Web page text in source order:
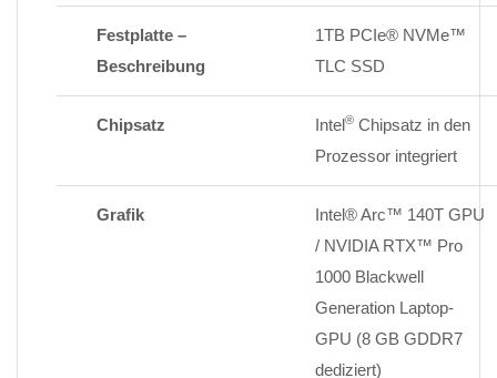
Festplatte –
Beschreibung
1TB PCIe® NVMe™
TLC SSD
Chipsatz Intel® Chipsatz in den
Prozessor integriert
Grafik
Intel® Arc™ 140T GPU
/ NVIDIA RTX™ Pro
1000 Blackwell
Generation Laptop-
GPU (8 GB GDDR7
dediziert)